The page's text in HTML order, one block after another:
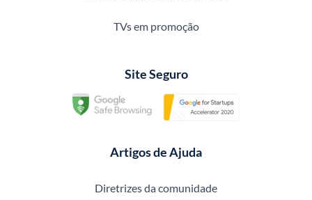
TVs em promoção
Site Seguro
Artigos de Ajuda
Diretrizes da comunidade